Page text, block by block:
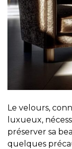
Le velours,
luxueux,
préserver sa
quelques